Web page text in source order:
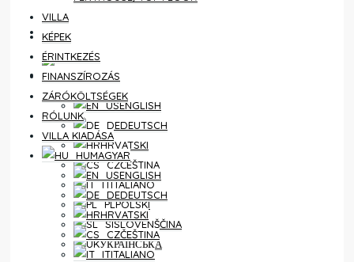
VILLA KIADÁSA
MAGYAR
ENGLISH
DEUTSCH
HRVATSKI
ČEŠTINA
ITALIANO
POLSKI
SLOVENŠČINA
УКРАЇНСЬКА
VILLA
KÉPEK
ÉRINTKEZÉS
FINANSZÍROZÁS
ZÁRÓKÖLTSÉGEK
RÓLUNK
VILLA KIADÁSA
MAGYAR
ENGLISH
DEUTSCH
HRVATSKI
ČEŠTINA
ITALIANO